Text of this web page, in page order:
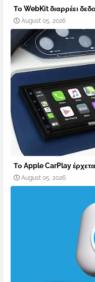
Το WebKit διαρρέει
August 05, 2026
Το Apple CarPlay
August 05, 2026